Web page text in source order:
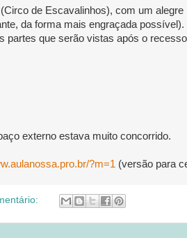
de Escavalinhos), com um alegre
da forma mais engraçada possível).
partes que serão vistas após o
externo estava muito concorrido.
?m=1 (versão para